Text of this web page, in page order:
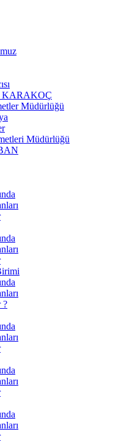
KARAKOÇ
Müdürlüğü
Müdürlüğü
?